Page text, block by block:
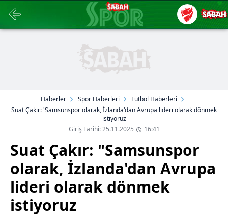
Haberler Spor Haberleri
Futbol Haberleri
Suat Çakır: 'Samsunspor olarak, İzlanda'dan Avrupa lideri olarak dönmek
istiyoruz
Giriş Tarihi: 25.11.2025
16:41
Suat Çakır: "Samsunspor
olarak, İzlanda'dan Avrupa
lideri olarak dönmek
istiyoruz